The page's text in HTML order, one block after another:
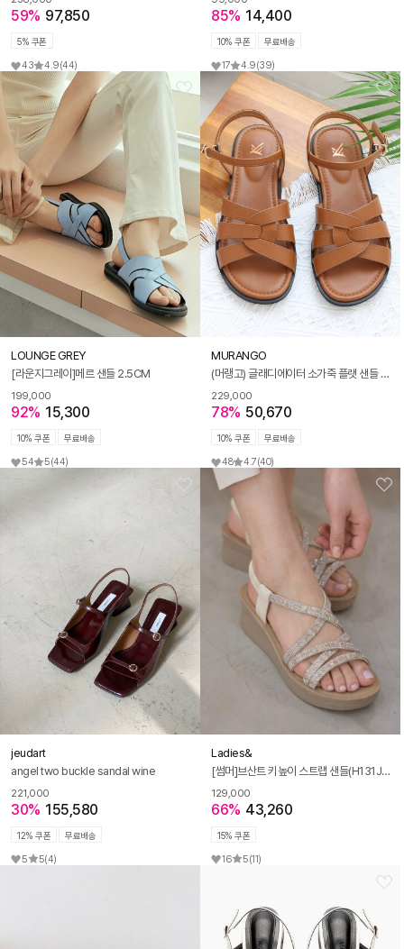
59% 97,850
5% 쿠폰
43 4.9(44)
85% 14,400
10% 쿠폰 무료배송
17 4.9(39)
LOUNGE GREY
[라운지그레이]메르 샌들 2.5CM
199,000
92% 15,300
10% 쿠폰 무료배송
54 5(44)
MURANGO
(머랭고) 글래디에이터 소가죽 플랫 샌들 1cm MW22M09L
229,000
78% 50,670
10% 쿠폰 무료배송
48 4.7(40)
jeudart
angel two buckle sandal wine
221,000
30% 155,580
12% 쿠폰 무료배송
5 5(4)
Ladies&
[썸머]브산트 키높이 스트랩 샌들(H131J285)
129,000
66% 43,260
15% 쿠폰
16 5(11)